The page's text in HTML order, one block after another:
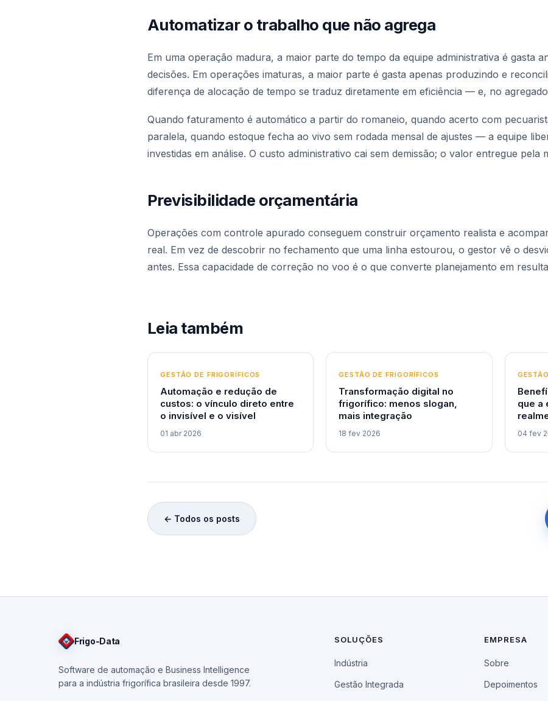
Automatizar o trabalho que não agrega
Em uma operação madura, a maior parte do tempo da equipe administrativa é gasta
decisões. Em operações imaturas, a maior parte é gasta apenas produzindo e
diferença de alocação de tempo se traduz diretamente em eficiência — e, no
Quando faturamento é automático a partir do romaneio, quando acerto com
paralela, quando estoque fecha ao vivo sem rodada mensal de ajustes — a equipe
investidas em análise. O custo administrativo cai sem demissão; o valor entregue pela
Previsibilidade orçamentária
Operações com controle apurado conseguem construir orçamento realista e
real. Em vez de descobrir no fechamento que uma linha estourou, o gestor vê o
antes. Essa capacidade de correção no voo é o que converte planejamento em
Leia também
GESTÃO DE FRIGORÍFICOS
Automação e redução de
custos: o vínculo direto entre
o invisível e o visível
01 abr 2026
GESTÃO DE FRIGORÍFICOS
Transformação digital no
frigorífico: menos slogan,
mais integração
18 fev 2026
que a
04 fev
← Todos os posts
Frigo-Data
Software de automação e Business Intelligence
para a indústria frigorífica brasileira desde 1997.
SOLUÇÕES
Indústria
Gestão Integrada
EMPRESA
Sobre
Depoimentos